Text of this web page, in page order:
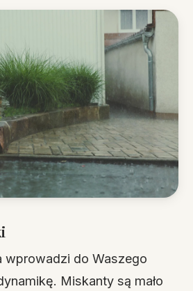
wprowadzi do Waszego
Miskanty są mało